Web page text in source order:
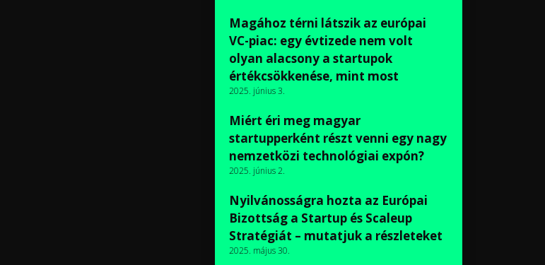
Magához térni látszik az európai
VC-piac: egy évtizede nem volt
olyan alacsony a startupok
értékcsökkenése, mint most
2025. június 3.
Miért éri meg magyar
startupperként részt venni egy nagy
nemzetközi technológiai expón?
2025. június 2.
Nyilvánosságra hozta az Európai
Bizottság a Startup és Scaleup
Stratégiát – mutatjuk a részleteket
2025. május 30.